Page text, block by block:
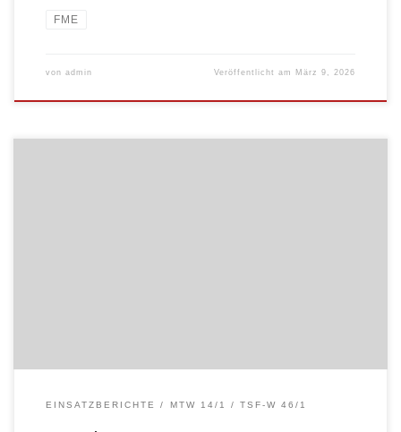
FME
von admin Veröffentlicht am März 9, 2026
EINSATZBERICHTE MTW 14/1 TSF-W 46/1